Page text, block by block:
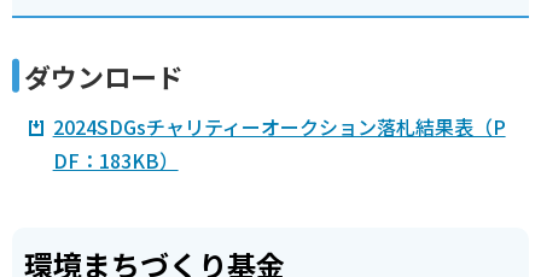
ダウンロード
2024SDGsチャリティーオークション落札結果表（P
DF：183KB）
環境まちづくり基金